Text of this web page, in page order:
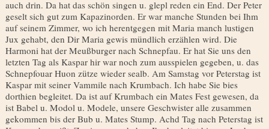
auch drin. Da hat das schön singen u. glepl reden ein End. Der Peter
geselt sich gut zum Kapazinorden. Er war manche Stunden bei Ihm
auf seinem Zimmer, wo ich herentgegen mit Maria manch lustigen
Jux gehabt, den Dir Maria gewis mündlich erzählen wird. Die
Harmoni hat der Meußburger nach Schnepfau. Er hat Sie uns den
letzten Tag als Kaspar hir war noch zum ausspielen gegeben, u. das
Schnepfouar Huon zütze wieder sealb. Am Samstag vor Peterstag ist
Kaspar mit seiner Vammile nach Krumbach. Ich habe Sie bies
dorthien begleitet. Da ist auf Krumbach ein Mates Fest gewesen, da
ist Babel u. Modol u. Modele, unsere Geschwister alle zusammen
gekommen bis der Bub u. Mates Stump. Achd Tag nach Peterstag ist